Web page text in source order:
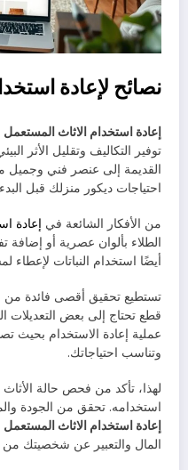
نصائح لإعادة
إعادة استخدام الاثاث المستعمل
توفير التكاليف وتقليل الأثر
القديمة إلى عنصر فني وجميل
احتياجات ديكور منزلك قبل
من الأفكار الشائعة في إعادة
الطلاء بألوان عصرية أو إضافة
أيضًا استخدام النباتات لإعطاء
تستطيع تحقيق أقصى فائدة من
قطع تحتاج إلى بعض التعديلات
عملية إعادة الاستخدام بحيث
وتناسب احتياجاتك.
لهذا، تأكد من فحص حالة
استخدامه. تحقق من الجودة
إعادة استخدام الاثاث المستعمل
المال والتعبير عن شخصيتك من